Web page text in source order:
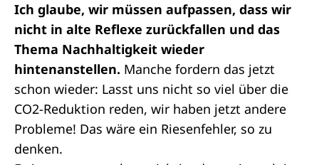
Ich glaube, wir müssen aufpassen, dass wir
nicht in alte Reflexe zurückfallen und das
Thema Nachhaltigkeit wieder
hintenanstellen. Manche fordern das jetzt
schon wieder: Lasst uns nicht so viel über die
CO2-Reduktion reden, wir haben jetzt andere
Probleme! Das wäre ein Riesenfehler, so zu
denken.